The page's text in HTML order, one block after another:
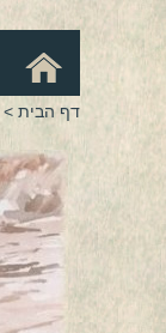
דף הבית >